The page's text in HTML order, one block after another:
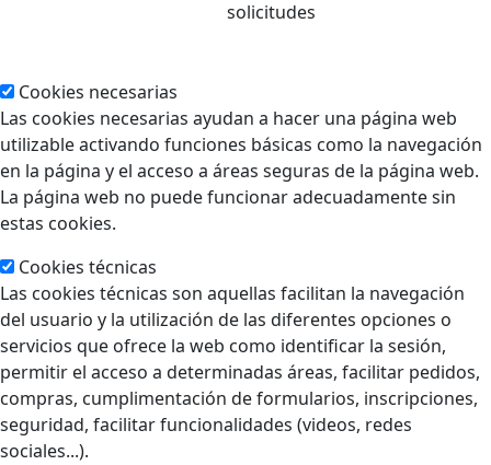
solicitudes
Cookies necesarias
Las cookies necesarias ayudan a hacer una página web
utilizable activando funciones básicas como la navegación
en la página y el acceso a áreas seguras de la página web.
La página web no puede funcionar adecuadamente sin
estas cookies.
Cookies técnicas
Las cookies técnicas son aquellas facilitan la navegación
del usuario y la utilización de las diferentes opciones o
servicios que ofrece la web como identificar la sesión,
permitir el acceso a determinadas áreas, facilitar pedidos,
compras, cumplimentación de formularios, inscripciones,
seguridad, facilitar funcionalidades (videos, redes
sociales...).